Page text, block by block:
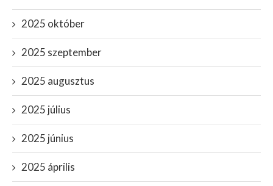
2025 október
2025 szeptember
2025 augusztus
2025 július
2025 június
2025 április